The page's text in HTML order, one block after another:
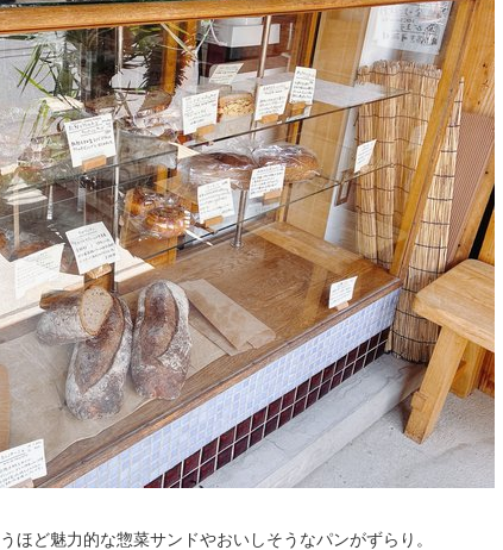
ほど魅力的な惣菜サンドやおいしそうなパンがずらり。